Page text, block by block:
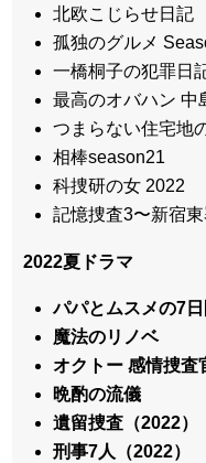
北欧こじらせ日記
孤独のグルメ
一橋桐子の犯罪日
最高のオバハン
つまらない住宅地
相棒season21
科捜研の女 2022
記憶捜査3〜新宿
2022夏ドラマ
パパとムスメの7日
魔法のリノベ
オクトー 感情捜査
晩酌の流儀
遺留捜査（2022）
刑事7人（2022）